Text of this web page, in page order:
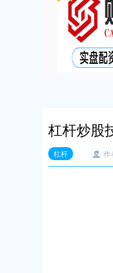
杠杆炒股
杠杆 作